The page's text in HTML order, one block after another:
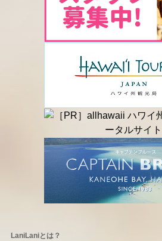
LaniLaniとは？